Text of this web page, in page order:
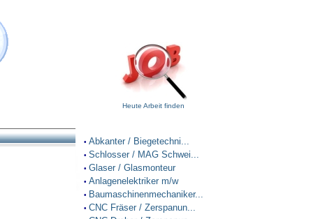
Heute Arbeit finden
• Abkanter / Biegetechni...
• Schlosser / MAG Schwei...
• Glaser / Glasmonteur
• Anlagenelektriker m/w
• Baumaschinenmechaniker...
• CNC Fräser / Zerspanun...